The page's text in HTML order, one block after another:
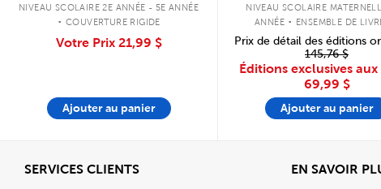
NIVEAU SCOLAIRE 2E ANNÉE - 5E ANNÉE
. COUVERTURE RIGIDE
Votre Prix 21,99 $
Ajouter au panier
NIVEAU SCOLAIRE
ANNÉE . ENSEMBLE DE
COUVERTURE SOUPLE
Prix de détail des éditions
145,76 $
Éditions exclusives
69,99 $
Ajouter au panier
SERVICES CLIENTSAfficher EN SAVOIR